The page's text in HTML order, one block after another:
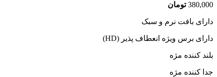
380,000 تومان
دارای بافت نرم و سبک
دارای برس ویژه انعطاف پذیر (HD)
بلند کننده مژه
جدا کننده مژه